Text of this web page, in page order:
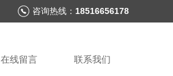
咨询热线： 18516656178
在线留言 联系我们